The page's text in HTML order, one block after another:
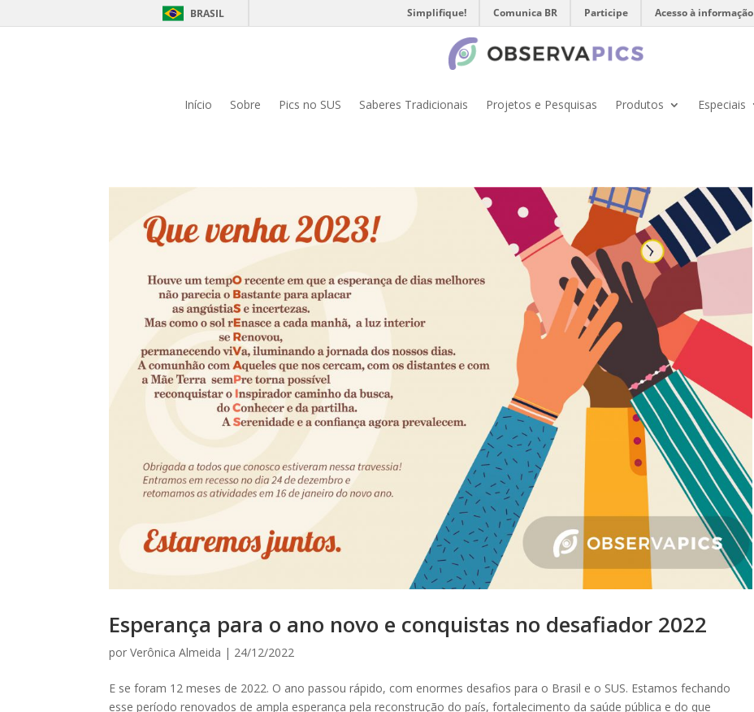
BRASIL Simplifique! Comunica BR Participe Acesso à informação
Início Sobre Pics no SUS Saberes Tradicionais Projetos e Pesquisas Produtos Especiais
Esperança para o ano novo e conquistas no desafiador 2022
porVerônica Almeida | 24/12/2022
E se foram 12 meses de 2022. O ano passou rápido, com enormes desafios para o Brasil e o SUS. Estamos fechando
esse período renovados de ampla esperança pela reconstrução do país, fortalecimento da saúde pública e do que